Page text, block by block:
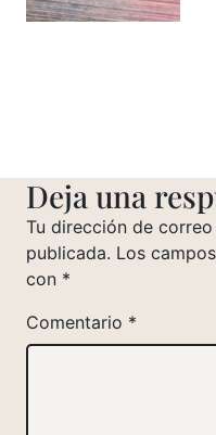
Deja una
Tu dirección de
publicada. Los
con *
Comentario *